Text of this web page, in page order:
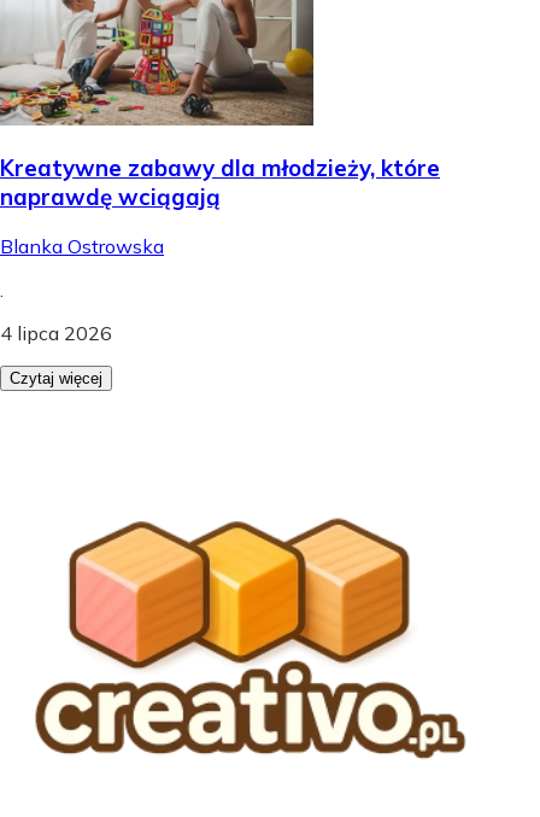
Kreatywne zabawy dla młodzieży, które
naprawdę wciągają
Blanka Ostrowska
4 lipca 2026
Czytaj więcej